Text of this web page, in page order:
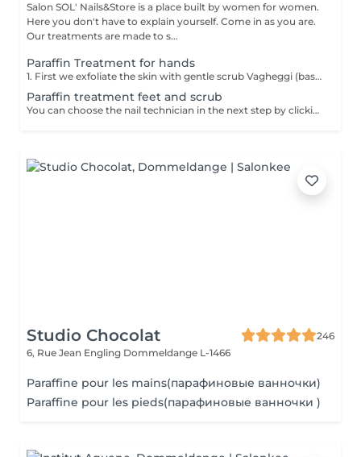
Salon SOL' Nails&Store is a place built by women for women.
Here you don't have to explain yourself. Come in as you are.
Our treatments are made to s...
Paraffin Treatment for hands
1. First we exfoliate the skin with gentle scrub Vagheggi (based on brown sugar and ground coffee that have an exfoliating effect; also it includes detoxifying green clay) 2. After, we apply hydrating cream Vagheggi (that includes coconut oil and cocoa butter, vitamin E and moisturising hyaluronic acid) - it's amazing for nourishing and hydrating. 3. The last step is the paraffin wax itself. You gently dip a few times your hand into the warm melted paraffin. It builds up a thick, warm "glove" of wax. 4. Once the wax layers are set, the hand is wrapped in a protective plastic liner and then placed into a soft glove. This insulates the heat and allows the moisture to be absorbed. For 15-20 min you have time to rest and relax. 5. The final step is to remove everything and your hands are ready, fully nourished. Depending on your skin and desire, you can repeat this treatment 2-4 time once a week or 2 weeks to get a cumulative effect. Advantages: Deeply nourishes dry skin, restores elasticity, and provides a "velvet skin" effect. Ideal after winter.
Paraffin treatment feet and scrub
You can choose the nail technician in the next step by clicking "Select employee". 1. First we exfoliate the skin with gentle scrub Vagheggi (based on brown sugar and ground coffee that have an exfoliating effect; also it includes detoxifying green clay) 2. After, we apply hydrating cream Vagheggi (that includes coconut oil and cocoa butter, vitamin E and moisturising hyaluronic acid) - it's amazing for nourishing and hydrating. 3. The last step is the paraffin wax itself. You gently dip a few times your foot into the warm melted paraffin. It builds up a thick, warm "glove" of wax. 4. Once the wax layers are set, the foot is wrapped in a protective plastic liner and then placed into a soft glove. This insulates the heat and allows the moisture to be absorbed. For 15-20 min you have time to rest and relax. 5. The final step is to remove everything and your feet are ready, fully nourished. Depending on your skin and desire, you can repeat this treatment 2-4 time once a week or 2 weeks to get a cumulative effect. Advantages: Deeply nourishes dry skin, restores elasticity, and provides a "velvet skin" effect. Ideal after winter.
Studio Chocolat
246
6, Rue Jean Engling Dommeldange L-1466
Paraffine pour les mains(парафиновые ванночки)
Paraffine pour les pieds(парафиновые ванночки )